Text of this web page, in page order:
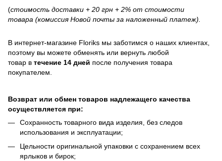
(стоимость доставки + 20 грн + 2% от стоимости
товара (комиссия Новой почты за наложенный платеж).
В интернет-магазине Floriks мы заботимся о наших клиентах,
поэтому вы можете обменять или вернуть любой
товар в течение 14 дней после получения товара
покупателем.
Возврат или обмен товаров надлежащего качества
осуществляется при:
Сохранность товарного вида изделия, без следов
использования и эксплуатации;
Цельности оригинальной упаковки с сохранением всех
ярлыков и бирок;